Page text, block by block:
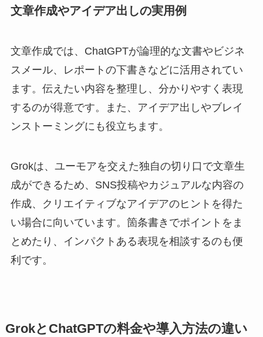
文章作成やアイデア出しの実用例
文章作成では、ChatGPTが論理的な文書やビジネ
スメール、レポートの下書きなどに活用されてい
ます。伝えたい内容を整理し、分かりやすく表現
するのが得意です。また、アイデア出しやブレイ
ンストーミングにも役立ちます。
Grokは、ユーモアを交えた独自の切り口で文章生
成ができるため、SNS投稿やカジュアルな内容の
作成、クリエイティブなアイデアのヒントを得た
い場合に向いています。箇条書きでポイントをま
とめたり、インパクトある表現を相談するのも便
利です。
GrokとChatGPTの料金や導入方法の違い